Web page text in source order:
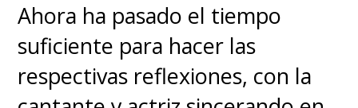
encontraba en desarrolloy que
ya terminó el guion junto
aScott Silver, luego escribir
Ahora ha pasado el tiempo
suficiente para hacer las
respectivas reflexiones, con la